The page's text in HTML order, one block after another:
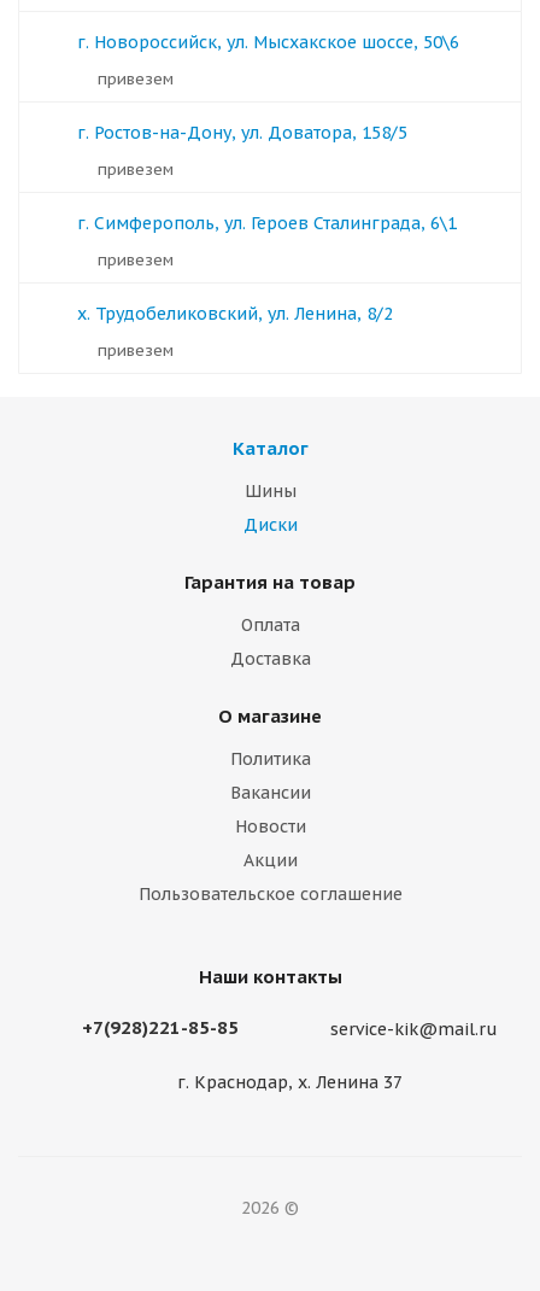
г. Новороссийск, ул. Мысхакское шоссе, 50\6
Привезем
г. Ростов-на-Дону, ул. Доватора, 158/5
Привезем
г. Симферополь, ул. Героев Сталинграда, 6\1
Привезем
х. Трудобеликовский, ул. Ленина, 8/2
Привезем
Каталог
Шины
Диски
Гарантия на товар
Оплата
Доставка
О магазине
Политика
Вакансии
Новости
Акции
Пользовательское соглашение
Наши контакты
+7(928)221-85-85 service-kik@mail.ru
г. Краснодар, х. Ленина 37
2026 ©